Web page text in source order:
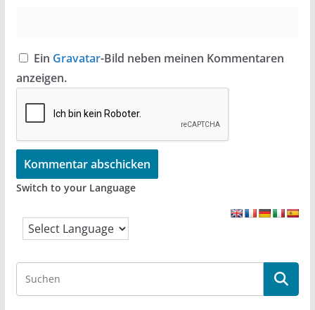
Ein Gravatar-Bild neben meinen Kommentaren
anzeigen.
Switch to your Language